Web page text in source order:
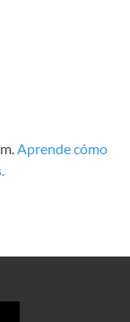
Aprende cómo